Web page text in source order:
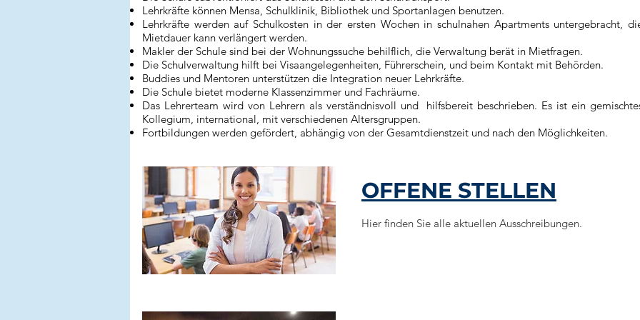
Lehrkräfte können Mensa, Schulklinik, Bibliothek und Sportanlagen benutzen.
Lehrkräfte werden auf Schulkosten in der ersten Wochen in schulnahen Apartments untergebracht,
Mietdauer kann verlängert werden.
Makler der Schule sind bei der Wohnungssuche behilflich, die Verwaltung berät in Mietfragen.
Die Schulverwaltung hilft bei Visaangelegenheiten, Führerschein, und beim Kontakt mit Behörden.
Buddies und Mentoren unterstützen die Integration neuer Lehrkräfte.
Die Schule bietet moderne Klassenzimmer und Fachräume.
Das Lehrerteam wird von Lehrern als verständnisvoll und hilfsbereit beschrieben. Es ist ein
Kollegium, international, mit verschiedenen Altersgruppen.
Fortbildungen werden gefördert, abhängig von der Gesamtdienstzeit und nach den Möglichkeiten.
OFFENE STELLEN
Hier finden Sie alle aktuellen Ausschreibungen.